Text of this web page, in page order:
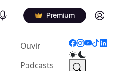
Podcasts Premium Log in
Ouvir(current)
Podcasts